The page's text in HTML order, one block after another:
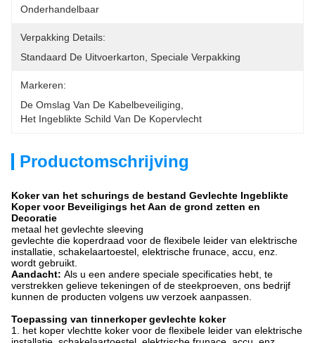
Onderhandelbaar
Verpakking Details:
Standaard De Uitvoerkarton, Speciale Verpakking
Markeren:
De Omslag Van De Kabelbeveiliging
Het Ingeblikte Schild Van De Kopervlecht
Productomschrijving
Koker van het schurings de bestand Gevlechte Ingeblikte
Koper voor Beveiligings het Aan de grond zetten en
Decoratie
metaal het gevlechte sleeving
gevlechte die koperdraad voor de flexibele leider van elektrische
installatie, schakelaartoestel, elektrische frunace, accu, enz.
wordt gebruikt.
Aandacht: Als u een andere speciale specificaties hebt, te
verstrekken gelieve tekeningen of de steekproeven, ons bedrijf
kunnen de producten volgens uw verzoek aanpassen.
Toepassing van tinnerkoper gevlechte koker
1. het koper vlechtte koker voor de flexibele leider van elektrische